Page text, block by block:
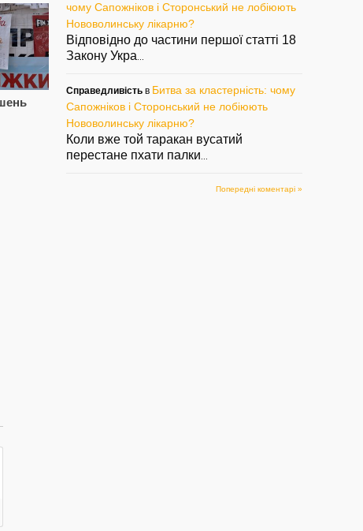
Цупив породу, знову
попався. Знову
Паша, знову Лисий?
— 05/08/2022
Сапожнікова
звільнили.
підготуватись?
— 02/08/2022
чому Сапожніков і Сторонський не лобіюють
Нововолинську лікарню?
Відповідно до частини першої статті 18
Закону Укра
Справедливість в Битва за кластерність: чому
Сапожніков і Сторонський не лобіюють
Нововолинську лікарню?
Коли вже той таракан вусатий
перестане пхати палки
Попередні коментарі »